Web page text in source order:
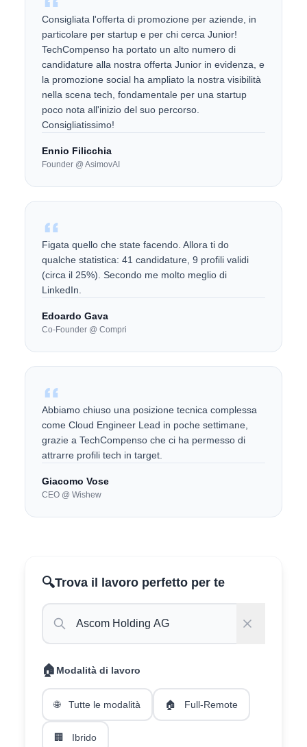
Consigliata l'offerta di promozione per aziende, in
particolare per startup e per chi cerca Junior!
TechCompenso ha portato un alto numero di
candidature alla nostra offerta Junior in evidenza, e
la promozione social ha ampliato la nostra visibilità
nella scena tech, fondamentale per una startup
poco nota all'inizio del suo percorso.
Consigliatissimo!
Ennio Filicchia
Founder @ AsimovAI
Figata quello che state facendo. Allora ti do
qualche statistica: 41 candidature, 9 profili validi
(circa il 25%). Secondo me molto meglio di
LinkedIn.
Edoardo Gava
Co-Founder @ Compri
Abbiamo chiuso una posizione tecnica complessa
come Cloud Engineer Lead in poche settimane,
grazie a TechCompenso che ci ha permesso di
attrarre profili tech in target.
Giacomo Vose
CEO @ Wishew
🔍Trova il lavoro perfetto per te
🏠 Modalità di lavoro
🌐 Tutte le modalità 🏠 Full-Remote
🏢 Ibrido